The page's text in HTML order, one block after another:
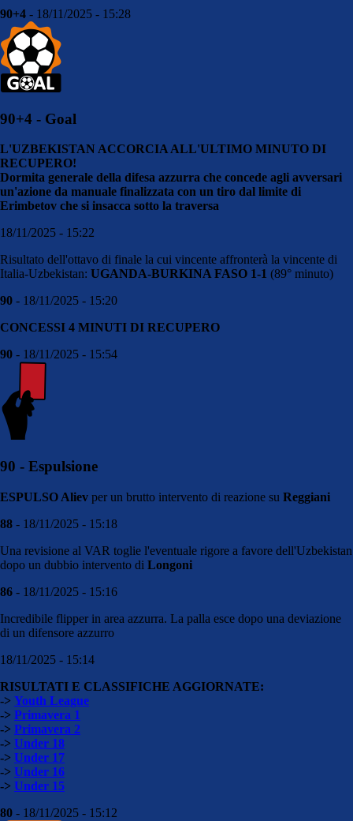
90+4 - 18/11/2025 - 15:28
90+4 - Goal
L'UZBEKISTAN ACCORCIA ALL'ULTIMO MINUTO DI
RECUPERO!
Dormita generale della difesa azzurra che concede agli avversari
un'azione da manuale finalizzata con un tiro dal limite di
Erimbetov che si insacca sotto la traversa
18/11/2025 - 15:22
Risultato dell'ottavo di finale la cui vincente affronterà la vincente di
Italia-Uzbekistan: UGANDA-BURKINA FASO 1-1 (89° minuto)
90 - 18/11/2025 - 15:20
CONCESSI 4 MINUTI DI RECUPERO
90 - 18/11/2025 - 15:54
90 - Espulsione
ESPULSO Aliev per un brutto intervento di reazione su Reggiani
88 - 18/11/2025 - 15:18
Una revisione al VAR toglie l'eventuale rigore a favore dell'Uzbekistan
dopo un dubbio intervento di Longoni
86 - 18/11/2025 - 15:16
Incredibile flipper in area azzurra. La palla esce dopo una deviazione
di un difensore azzurro
18/11/2025 - 15:14
RISULTATI E CLASSIFICHE AGGIORNATE:
-> Youth League
-> Primavera 1
-> Primavera 2
-> Under 18
-> Under 17
-> Under 16
-> Under 15
80 - 18/11/2025 - 15:12